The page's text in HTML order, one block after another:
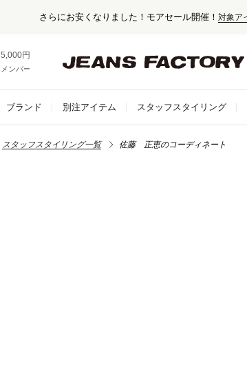
さらにお安くなりました！モアセール開催！ 対象ア
5,000円以上お買い上げで送料無料！
メンバー登録でお得な情報をゲット。さらに詳しく
ブランド 別注アイテム スタッフスタイリング
スタッフスタイリング一覧 佐藤 正恵のコーディネート